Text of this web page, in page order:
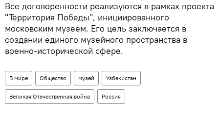
Все договоренности реализуются в рамках проекта
"Территория Победы", инициированного
московским музеем. Его цель заключается в
создании единого музейного пространства в
военно-исторической сфере.
В мире Общество музей Узбекистан
Великая Отечественная война Россия